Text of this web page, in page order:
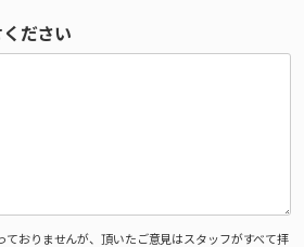
ださい
ておりませんが、頂いたご意見はスタッフがすべて拝